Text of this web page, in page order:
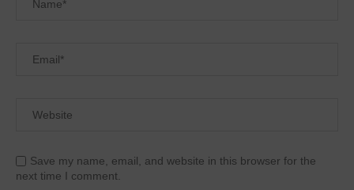
Save my name, email, and website in this browser for the
next time I comment.